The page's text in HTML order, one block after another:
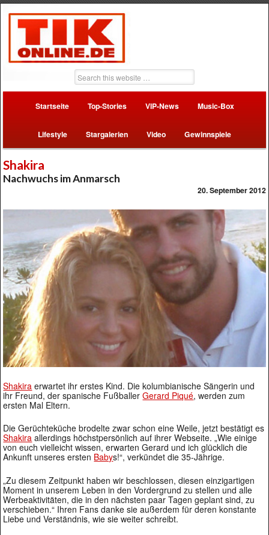
Startseite Top-Stories VIP-News Music-Box
Lifestyle Stargalerien Video Gewinnspiele
Shakira
Nachwuchs im Anmarsch
20. September 2012
Shakira erwartet ihr erstes Kind. Die kolumbianische Sängerin und
ihr Freund, der spanische FußballerGerard Piqué, werden zum
ersten Mal Eltern.
Die Gerüchteküche brodelte zwar schon eine Weile, jetzt bestätigt es
Shakira allerdings höchstpersönlich auf ihrer Webseite. „Wie einige
von euch vielleicht wissen, erwarten Gerard und ich glücklich die
Ankunft unseres ersten Babys!“, verkündet die 35-Jährige.
„Zu diesem Zeitpunkt haben wir beschlossen, diesen einzigartigen
Moment in unserem Leben in den Vordergrund zu stellen und alle
Werbeaktivitäten, die in den nächsten paar Tagen geplant sind, zu
verschieben.“ Ihren Fans danke sie außerdem für deren konstante
Liebe und Verständnis, wie sie weiter schreibt.